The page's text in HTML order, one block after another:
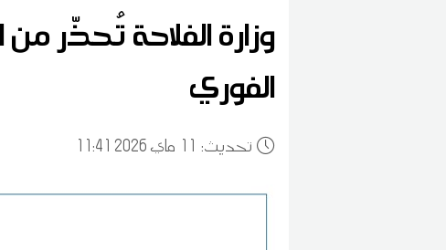
وزارة الفلاحة تُحذّر
الفوري
:تحديث 11 11:41 2026 ماي